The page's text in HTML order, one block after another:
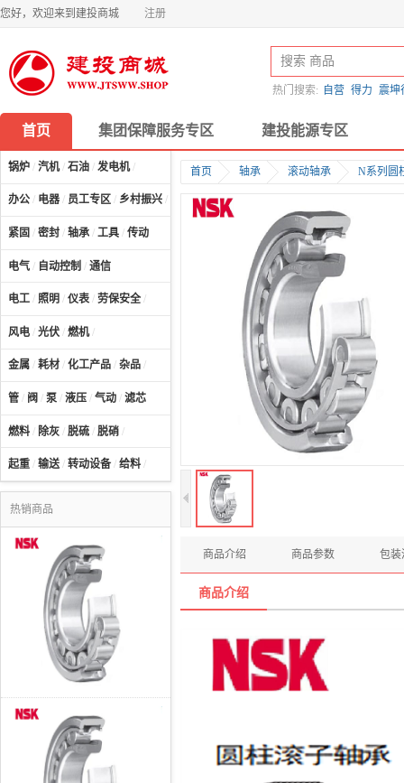
您好，欢迎来到建投商城 注册
热门搜索: 自营 得力 震坤
首页 集团保障服务专区 建投能源专区
锅炉 / 汽机/ 石油 / 发电机/
办公 / 电器 / 员工专区 / 乡村振兴 / 计算机及配件
紧固 / 密封 / 轴承 / 工具 / 传动
电气 / 自动控制 / 通信
电工 / 照明 / 仪表 / 劳保安全 /
风电 / 光伏 / 燃机/
金属 / 耗材 / 化工产品 / 杂品 /
管 / 阀 / 泵 / 液压 / 气动 / 滤芯
燃料 / 除灰 / 脱硫 / 脱硝 /
起重 / 输送/ 转动设备 / 给料 /
热销商品
首页 轴承 滚动轴承 N系列圆
商品介绍 商品参数 包装
商品介绍